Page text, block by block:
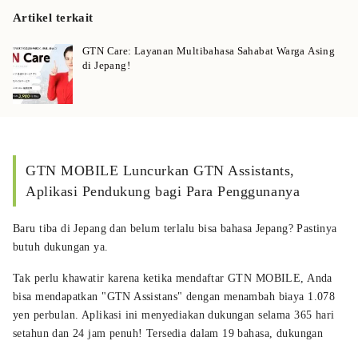
Artikel terkait
GTN Care: Layanan Multibahasa Sahabat Warga Asing
di Jepang!
GTN MOBILE Luncurkan GTN Assistants,
Aplikasi Pendukung bagi Para Penggunanya
Baru tiba di Jepang dan belum terlalu bisa bahasa Jepang? Pastinya
butuh dukungan ya.
Tak perlu khawatir karena ketika mendaftar GTN MOBILE, Anda
bisa mendapatkan "GTN Assistans" dengan menambah biaya 1.078
yen perbulan. Aplikasi ini menyediakan dukungan selama 365 hari
setahun dan 24 jam penuh! Tersedia dalam 19 bahasa, dukungan